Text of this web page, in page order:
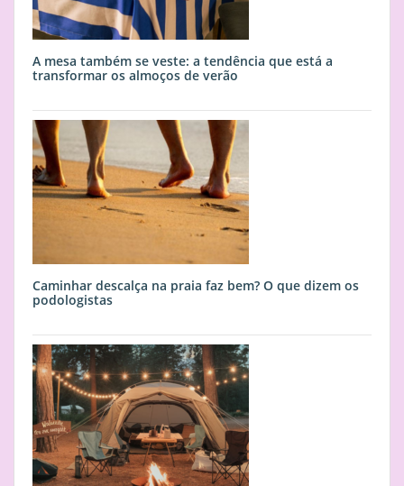
A mesa também se veste: a tendência que está a
transformar os almoços de verão
Caminhar descalça na praia faz bem? O que dizem os
podologistas